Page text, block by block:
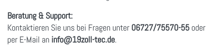
Beratung & Support:
Kontaktieren Sie uns bei Fragen unter 06727/75570-55 oder
per E-Mail an info@19zoll-tec.de.